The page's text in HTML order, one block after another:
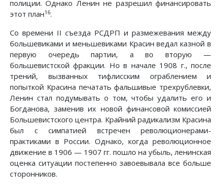
полиции. Однако Ленин не разрешил финансировать
этот план16.
Со времени II съезда РСДРП и размежевания между
большевиками и меньшевиками Красин ведал казной в
первую очередь партии, а во вторую —
большевистской фракции. Но в начале 1908 г., после
трений, вызванных тифлисским ограблением и
попыткой Красина печатать фальшивые трехрублевки,
Ленин стал подумывать о том, чтобы удалить его и
Богданова, заменив их новой финансовой комиссией
Большевистского центра. Крайний радикализм Красина
был с симпатией встречен революционерами-
практиками в России. Однако, когда революционное
движение в 1906 — 1907 гг. пошло на убыль, ленинская
оценка ситуации постепенно завоевывала все больше
сторонников.